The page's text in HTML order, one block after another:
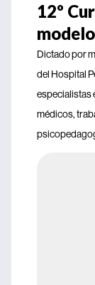
12º
Dictado por
del Hospital
especialistas
médicos,